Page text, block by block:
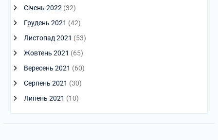
Січень 2022 (32)
Грудень 2021 (42)
Листопад 2021 (53)
Жовтень 2021 (65)
Вересень 2021 (60)
Серпень 2021 (30)
Липень 2021 (10)